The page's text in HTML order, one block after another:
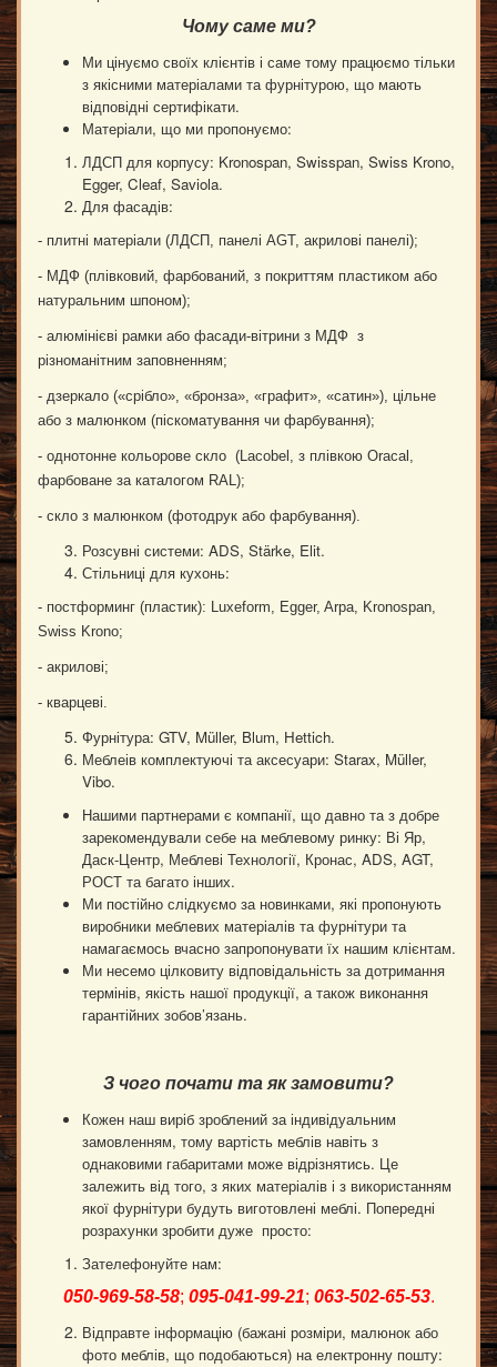
Чому саме ми?
Ми цінуємо своїх клієнтів і саме тому працюємо тільки
з якісними матеріалами та фурнітурою, що мають
відповідні сертифікати.
Матеріали, що ми пропонуємо:
ЛДСП для корпусу: Kronospan, Swisspan, Swiss Krono,
Egger, Cleaf, Saviola.
Для фасадів:
- плитні матеріали (ЛДСП, панелі AGT, акрилові панелі);
- МДФ (плівковий, фарбований, з покриттям пластиком або
натуральним шпоном);
- алюмінієві рамки або фасади-вітрини з МДФ з
різноманітним заповненням;
- дзеркало («срібло», «бронза», «графит», «сатин»), цільне
або з малюнком (піскоматування чи фарбування);
- однотонне кольорове скло (Lacobel, з плівкою Oracal,
фарбоване за каталогом RAL);
- скло з малюнком (фотодрук або фарбування).
Розсувні системи: ADS, Stärke, Elit.
Стільниці для кухонь:
- постформинг (пластик): Luxeform, Egger, Arpa, Kronospan,
Swiss Krono;
- акрилові;
- кварцеві.
Фурнітура: GTV, Müller, Blum, Hettich.
Меблеів комплектуючі та аксесуари: Starax, Müller,
Vibo.
Нашими партнерами є компанії, що давно та з добре
зарекомендували себе на меблевому ринку: Ві Яр,
Даск-Центр, Меблеві Технології, Кронас, ADS, AGT,
РОСТ та багато інших.
Ми постійно слідкуємо за новинками, які пропонують
виробники меблевих матеріалів та фурнітури та
намагаємось вчасно запропонувати їх нашим клієнтам.
Ми несемо цілковиту відповідальність за дотримання
термінів, якість нашої продукції, а також виконання
гарантійних зобов’язань.
З чого почати та як замовити?
Кожен наш виріб зроблений за індивідуальним
замовленням, тому вартість меблів навіть з
однаковими габаритами може відрізнятись. Це
залежить від того, з яких матеріалів і з використанням
якої фурнітури будуть виготовлені меблі. Попередні
розрахунки зробити дуже просто:
Зателефонуйте нам:
050-969-58-58; 095-041-99-21; 063-502-65-53.
Відправте інформацію (бажані розміри, малюнок або
фото меблів, що подобаються) на електронну пошту: